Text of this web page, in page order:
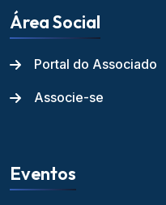
Área Social
Portal do Associado
Associe-se
Eventos